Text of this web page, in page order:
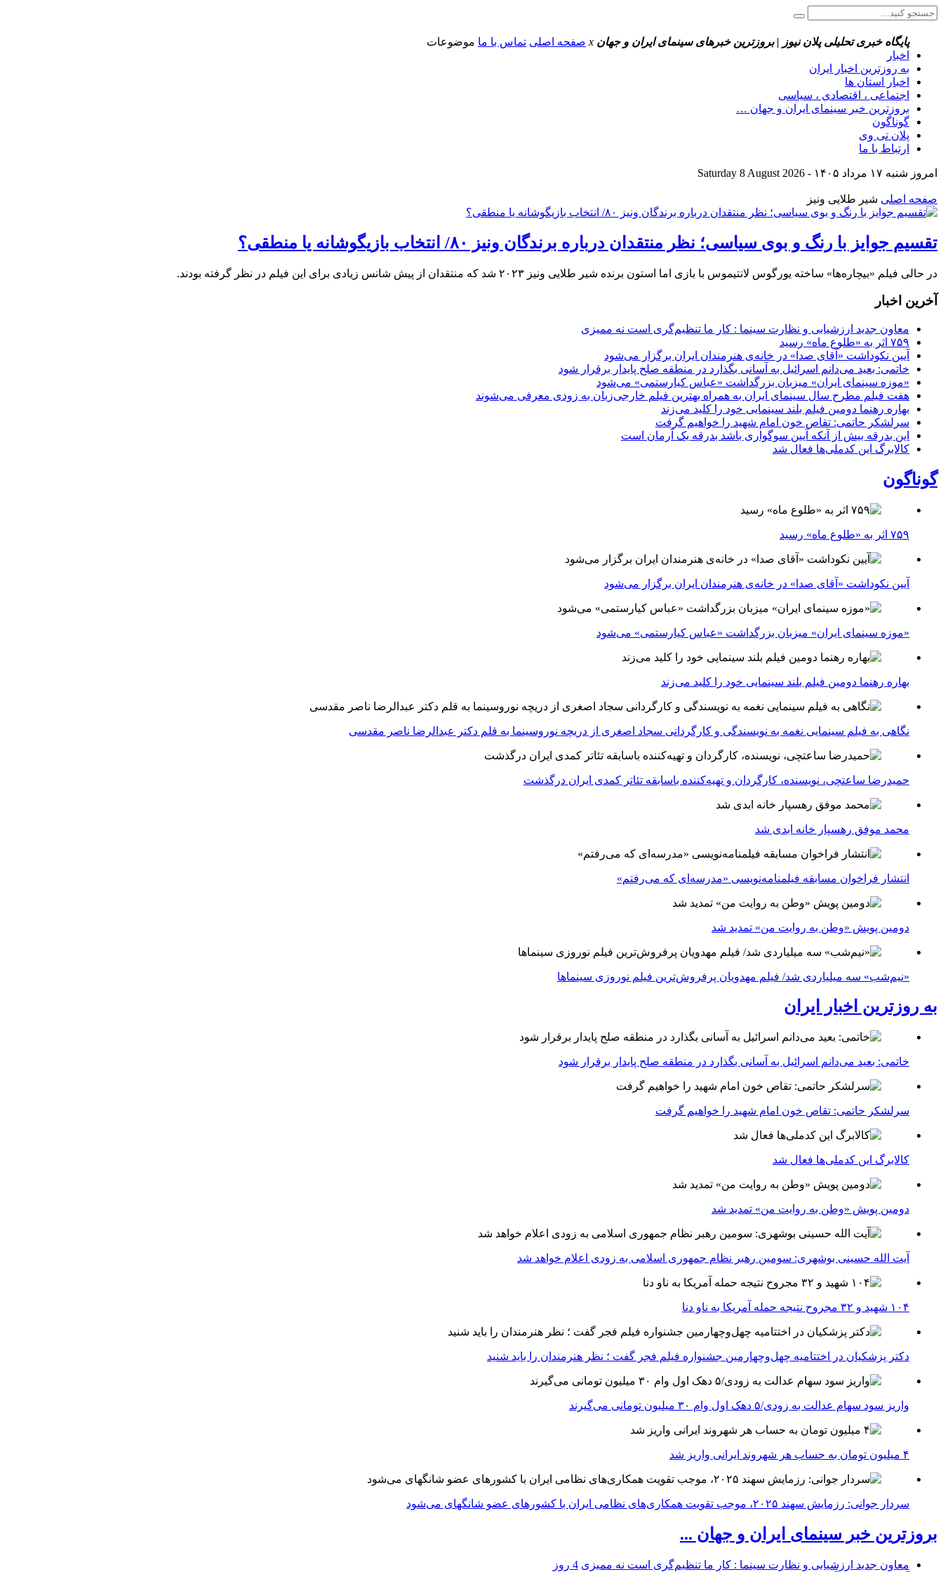
پایگاه خبری تحلیلی پلان نیوز | بروزترین خبرهای سینمای ایران و جهان x صفحه اصلی تماس با ما موضوعات
اخبار
به روزترین اخبار ایران
اخبار استان ها
اجتماعی ، اقتصادی ، سیاسی
بروزترین خبر سینمای ایران و جهان …
گوناگون
پلان تی وی
ارتباط با ما
امروز شنبه ۱۷ مرداد ۱۴۰۵ - Saturday 8 August 2026
صفحه اصلی شیر طلایی ونیز
تقسیم جوایز با رنگ و بوی سیاسی؛ نظر منتقدان درباره برندگان ونیز ۸۰/ انتخاب بازیگوشانه یا منطقی؟
در حالی فیلم «بیچاره‌ها» ساخته یورگوس لانتیموس با بازی اما استون برنده شیر طلایی ونیز ۲۰۲۳ شد که منتقدان از پیش شانس زیادی برای این فیلم در نظر گرفته بودند.
آخرین اخبار
معاون جدید ارزشیابی و نظارت سینما : کار ما تنظیم‌گری است نه ممیزی
۷۵۹ اثر به «طلوع ماه» رسید
آیین نکوداشت «آقای صدا» در خانه‌ی هنرمندان ایران برگزار می‌شود
خاتمی: بعید می‌دانم اسرائیل به آسانی بگذارد در منطقه صلح پایدار برقرار شود
«موزه سینمای ایران» میزبان بزرگداشت «عباس کیارستمی» می‌شود
هفت فیلم مطرح سال سینمای ایران به همراه بهترین فیلم خارجی‌زبان به زودی معرفی می‌شوند
بهاره رهنما دومین فیلم بلند سینمایی خود را کلید می‌زند
سرلشکر حاتمی: تقاص خون امام شهید را خواهیم گرفت
این بدرقه بیش از آنکه آیین سوگواری باشد بدرقه یک آرمان است
کالابرگ این کدملی‌ها فعال شد
گوناگون
۷۵۹ اثر به «طلوع ماه» رسید
آیین نکوداشت «آقای صدا» در خانه‌ی هنرمندان ایران برگزار می‌شود
«موزه سینمای ایران» میزبان بزرگداشت «عباس کیارستمی» می‌شود
بهاره رهنما دومین فیلم بلند سینمایی خود را کلید می‌زند
نگاهی به فیلم سینمایی نغمه به نویسندگی و کارگردانی سجاد اصغری از دریچه نوروسینما به قلم دکتر عبدالرضا ناصر مقدسی
حمیدرضا ساعتچی، نویسنده، کارگردان و تهیه‌کننده باسابقه تئاتر کمدی ایران درگذشت
محمد موفق رهسپار خانه ابدی شد
انتشار فراخوان مسابقه فیلمنامه‌نویسی «مدرسه‌ای که می‌رفتم»
دومین پویش «وطن به روایت من» تمدید شد
«نیم‌شب» سه میلیاردی شد/ فیلم مهدویان پرفروش‌ترین فیلم نوروزی سینماها
به روزترین اخبار ایران
خاتمی: بعید می‌دانم اسرائیل به آسانی بگذارد در منطقه صلح پایدار برقرار شود
سرلشکر حاتمی: تقاص خون امام شهید را خواهیم گرفت
کالابرگ این کدملی‌ها فعال شد
دومین پویش «وطن به روایت من» تمدید شد
آیت الله حسینی بوشهری: سومین رهبر نظام جمهوری اسلامی به زودی اعلام خواهد شد
۱۰۴ شهید و ۳۲ مجروح نتیجه حمله آمریکا به ناو دنا
دکتر پزشکیان در اختتامیه چهل‌وچهارمین جشنواره فیلم فجر گفت ؛ نظر هنرمندان را باید شنید
واریز سود سهام عدالت به زودی/۵ دهک اول وام ۳۰ میلیون تومانی می‌گیرند
۴ میلیون تومان به حساب هر شهروند ایرانی واریز شد
سردار جوانی: رزمایش سهند ۲۰۲۵، موجب تقویت همکاری‌های نظامی ایران با کشور‌های عضو شانگهای می‌شود
بروزترین خبر سینمای ایران و جهان ...
معاون جدید ارزشیابی و نظارت سینما : کار ما تنظیم‌گری است نه ممیزی 4 روز